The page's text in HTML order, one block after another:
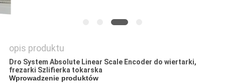
opis produktu
Dro System Absolute Linear Scale Encoder do wiertarki,
frezarki Szlifierka tokarska
Wprowadzenie produktów